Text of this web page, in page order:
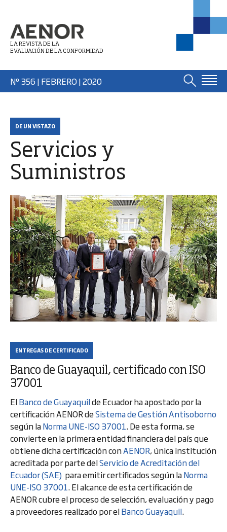
LA REVISTA DE LA
EVALUACIÓN DE LA CONFORMIDAD
Nº 356 | FEBRERO| 2020
DE UN VISTAZO
Servicios y
Suministros
ENTREGAS DE CERTIFICADO
Banco de Guayaquil, certificado con ISO
37001
ElBanco de Guayaquilde Ecuador ha apostado por la
certificación AENOR deSistema de Gestión Antisoborno
según laNorma UNE-ISO 37001. De esta forma, se
convierte en la primera entidad financiera del país que
obtiene dicha certificación conAENOR, única institución
acreditada por parte delServicio de Acreditación del
Ecuador (SAE) para emitir certificados según laNorma
UNE-ISO 37001. El alcance de esta certificación de
AENOR cubre el proceso de selección, evaluación y pago
a proveedores realizado por elBanco Guayaquil.